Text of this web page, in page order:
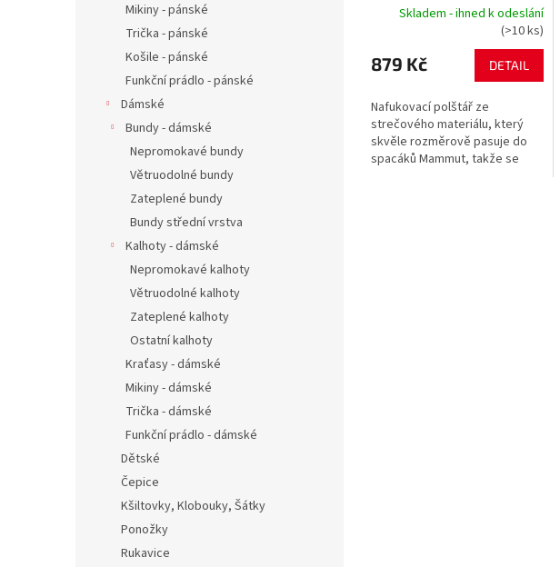
Mikiny - pánské
Trička - pánské
Košile - pánské
Funkční prádlo - pánské
Dámské
Bundy - dámské
Nepromokavé bundy
Větruodolné bundy
Zateplené bundy
Bundy střední vrstva
Kalhoty - dámské
Nepromokavé kalhoty
Větruodolné kalhoty
Zateplené kalhoty
Ostatní kalhoty
Kraťasy - dámské
Mikiny - dámské
Trička - dámské
Funkční prádlo - dámské
Dětské
Čepice
Kšiltovky, Klobouky, Šátky
Ponožky
Rukavice
Skladem - ihned k odeslání
(>10 ks)
879 Kč DETAIL
Nafukovací polštář ze
strečového materiálu, který
skvěle rozměrově pasuje do
spacáků Mammut, takže se